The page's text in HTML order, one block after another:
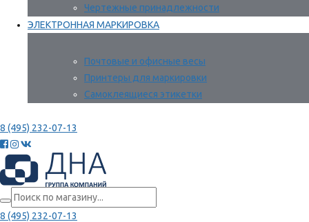
Чертежные принадлежности
ЭЛЕКТРОННАЯ МАРКИРОВКА
Почтовые и офисные весы
Принтеры для маркировки
Самоклеящиеся этикетки
8 (495) 232-07-13
8 (495) 232-07-13